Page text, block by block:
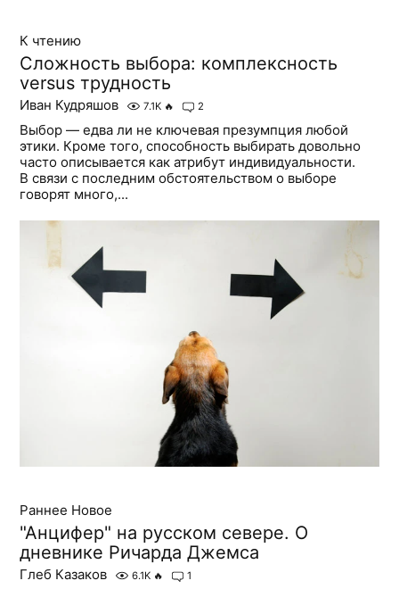
К чтению
Сложность выбора: комплексность
versus трудность
Иван Кудряшов 7.1K 🔥 2
Выбор — едва ли не ключевая презумпция любой
этики. Кроме того, способность выбирать довольно
часто описывается как атрибут индивидуальности.
В связи с последним обстоятельством о выборе
говорят много,...
Раннее Новое
"Анцифер" на русском севере. О
дневнике Ричарда Джемса
Глеб Казаков 6.1K 🔥 1